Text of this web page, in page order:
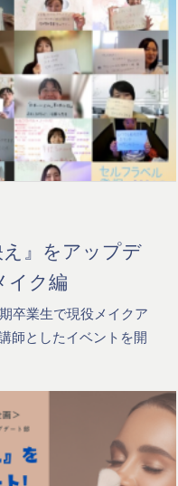
え』をアップデ
イク編
卒業生で現役メイクア
師としたイベントを開